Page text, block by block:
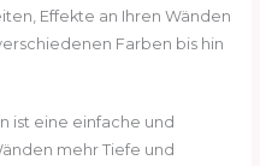
Effekte an Ihren Wänden
Farben bis hin
ist eine einfache und
mehr Tiefe und